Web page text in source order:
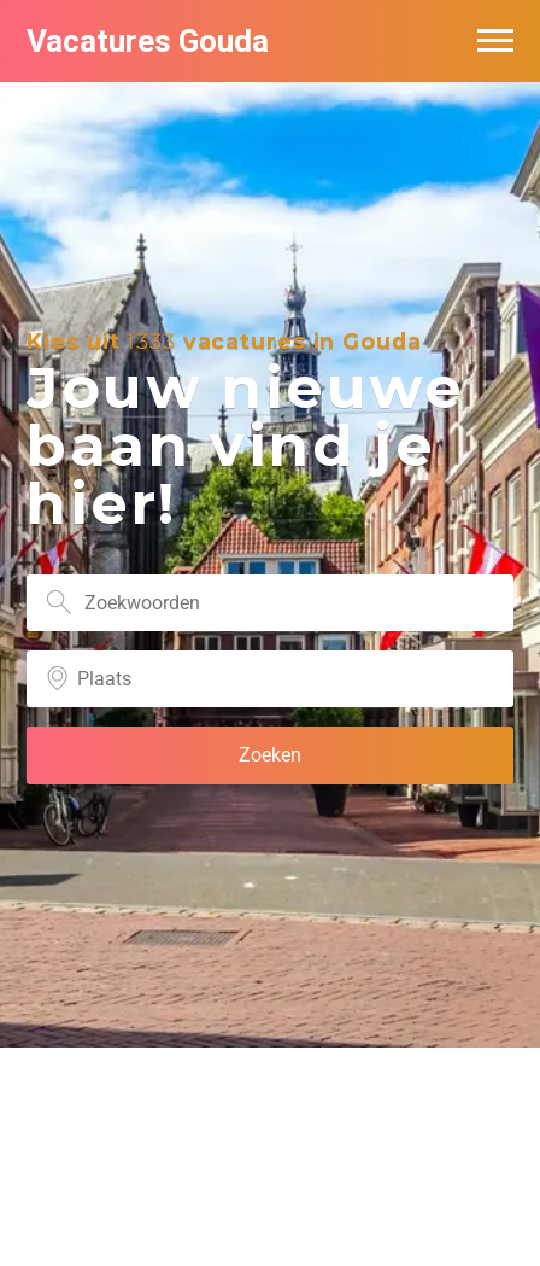
Vacatures Gouda
Kies uit1333vacatures in Gouda
Jouw nieuwe
baan vind je
hier!
Vacatures per bedrijf in Gouda
De populairste vacatures in Gouda